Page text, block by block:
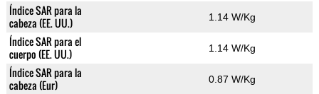
Índice SAR para la
cabeza (EE. UU.)
1.14 W/Kg
Índice SAR para el
cuerpo (EE. UU.)
1.14 W/Kg
Índice SAR para la
cabeza (Eur)
0.87 W/Kg